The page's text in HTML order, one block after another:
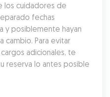
los cuidadores de
fechas
y posiblemente hayan
cambio. Para evitar
adicionales, te
reserva lo antes posible